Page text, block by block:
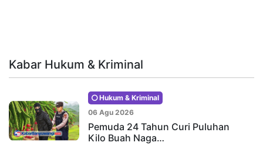
Kabar Hukum & Kriminal
Hukum & Kriminal
06 Agu 2026
Pemuda 24 Tahun Curi Puluhan
Kilo Buah Naga…